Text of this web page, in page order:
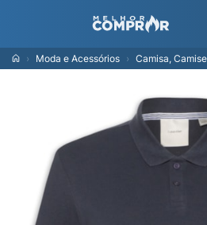
Moda e Acessórios Camisa,